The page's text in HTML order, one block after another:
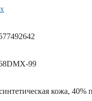
99
кожа, 40%